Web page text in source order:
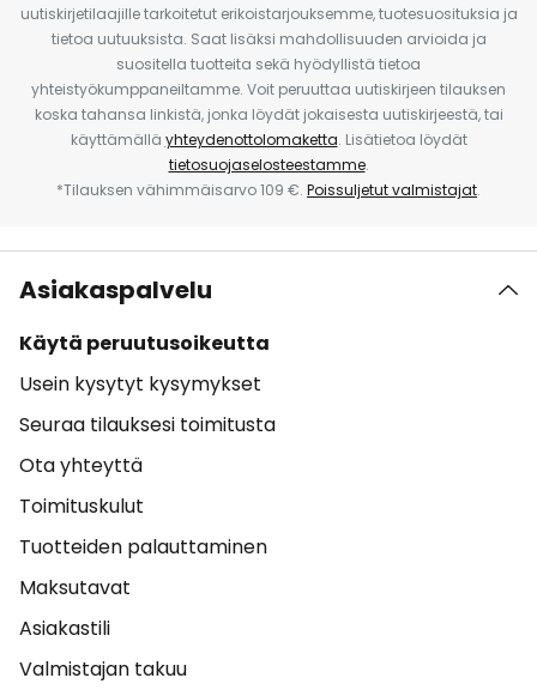
uutiskirjetilaajille tarkoitetut erikoistarjouksemme, tuotesuosituksia ja
tietoa uutuuksista. Saat lisäksi mahdollisuuden arvioida ja
suositella tuotteita sekä hyödyllistä tietoa
yhteistyökumppaneiltamme. Voit peruuttaa uutiskirjeen tilauksen
koska tahansa linkistä, jonka löydät jokaisesta uutiskirjeestä, tai
käyttämällä yhteydenottolomaketta. Lisätietoa löydät
tietosuojaselosteestamme.
*Tilauksen vähimmäisarvo 109 €. Poissuljetut valmistajat.
Asiakaspalvelu
Käytä peruutusoikeutta
Usein kysytyt kysymykset
Seuraa tilauksesi toimitusta
Ota yhteyttä
Toimituskulut
Tuotteiden palauttaminen
Maksutavat
Asiakastili
Valmistajan takuu